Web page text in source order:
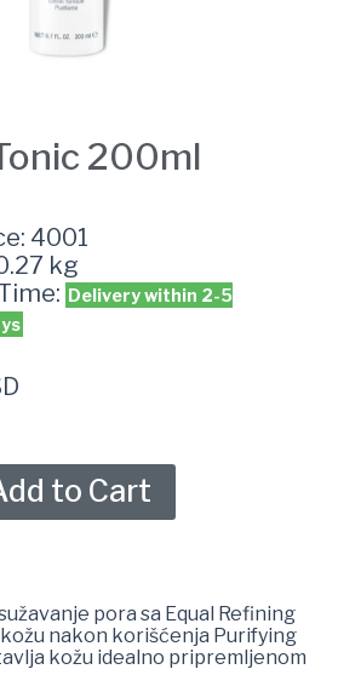
200ml
4001
kg
Delivery within 2-5
to Cart
pora sa Equal Refining
nakon korišćenja Purifying
kožu idealno pripremljenom